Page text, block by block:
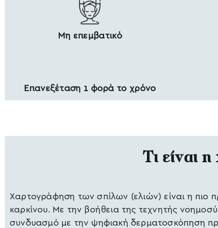
Μη επεμβατικό
Επανεξέταση 1 φορά το χρόνο
Τι είναι
Χαρτογράφηση των σπίλων (ελιών) είναι η πιο
καρκίνου. Mε την βοήθεια της τεχνητής
συνδυασμό με την ψηφιακή δερματοσκόπηση